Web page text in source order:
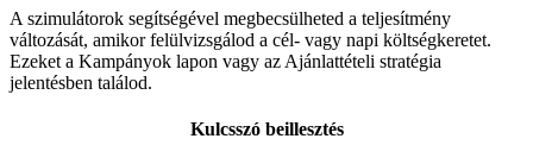
A szimulátorok segítségével megbecsülheted a teljesítmény
változását, amikor felülvizsgálod a cél- vagy napi költségkeretet.
Ezeket a Kampányok lapon vagy az Ajánlattételi stratégia
jelentésben találod.
Kulcsszó beillesztés